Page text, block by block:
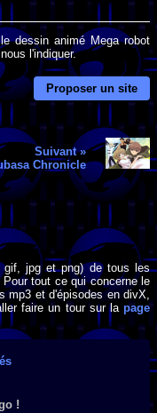
dessin animé Mega robot
l'indiquer.
Proposer un site
Suivant »
Chronicle
gif, jpg et png) de tous les
tout ce qui concerne le
mp3 et d'épisodes en divX,
faire un tour sur la page
!